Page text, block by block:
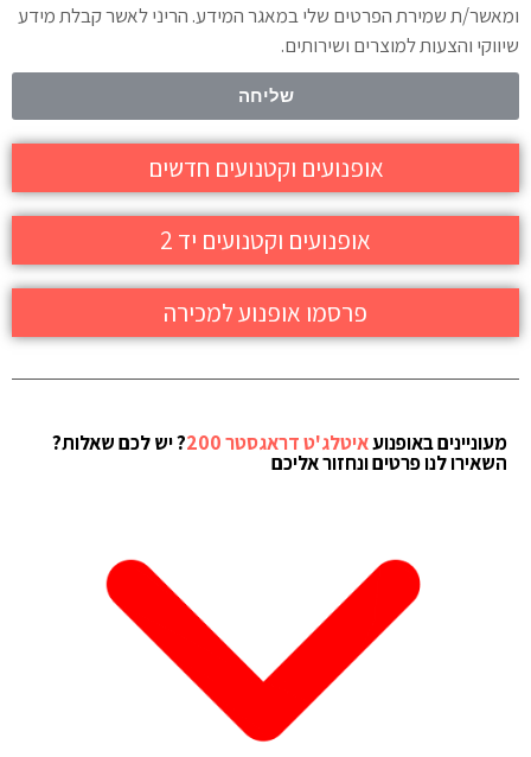
ומאשר/ת שמירת הפרטים שלי במאגר המידע. הריני לאשר קבלת מידע
שיווקי והצעות למוצרים ושירותים.
שליחה
אופנועים וקטנועים חדשים
אופנועים וקטנועים יד 2
פרסמו אופנוע למכירה
מעוניינים באופנועאיטלג'ט דראגסטר 200 ? יש לכם שאלות?
השאירו לנו פרטים ונחזור אליכם